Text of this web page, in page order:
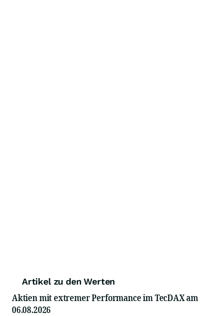
Artikel zu den Werten
Aktien mit extremer Performance im TecDAX am
06.08.2026